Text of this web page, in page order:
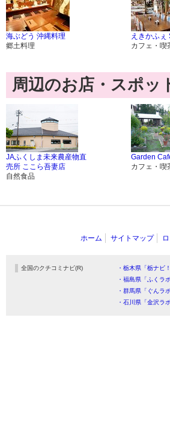
海ぶどう 沖縄料理
郷土料理
えきかふぇ
カフェ・喫
周辺のお店・スポッ
JAふくしま未来農産物直
売所 ここら吾妻店
自然食品
Garden
カフェ・喫
ホーム サイトマップ
全国のクチコミナビ(R) ・栃木県「栃ナビ！
・福島県「ふくラボ
・群馬県「ぐんラボ
・石川県「金沢ラボ